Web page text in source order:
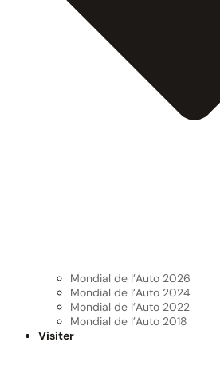
Mondial de l’Auto 2026
Mondial de l’Auto 2024
Mondial de l’Auto 2022
Mondial de l’Auto 2018
Visiter